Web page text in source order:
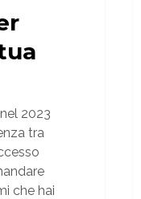
2023
tra
che hai